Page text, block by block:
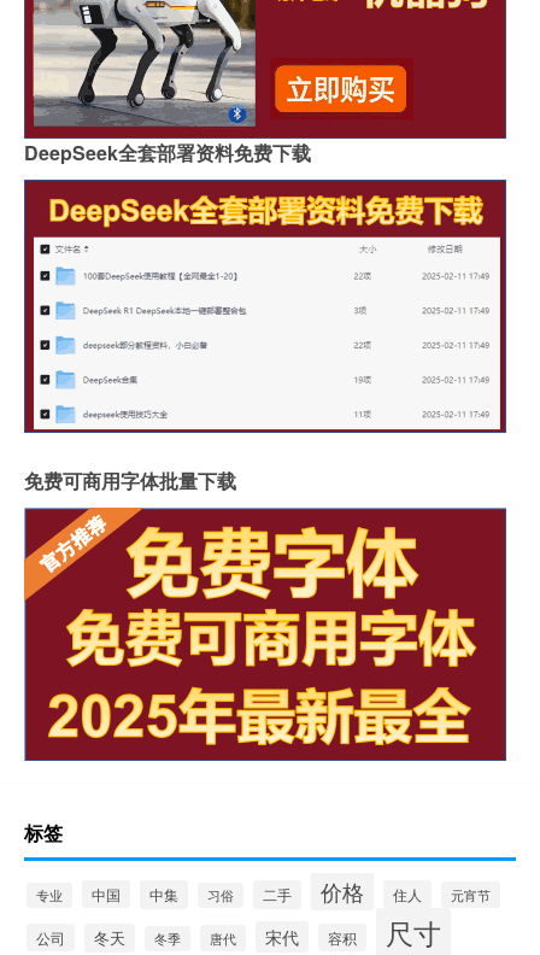
DeepSeek全套部署资料免费下载
免费可商用字体批量下载
标签
专业 中国 中集 习俗 二手 价格 住人 元宵节
公司 冬天 冬季 唐代 宋代 容积 尺寸